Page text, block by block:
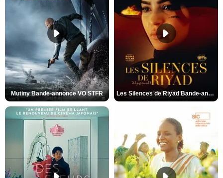
Mutiny Bande-annonce VO STFR Les Silences de Riyad Bande-annonce VO STFR